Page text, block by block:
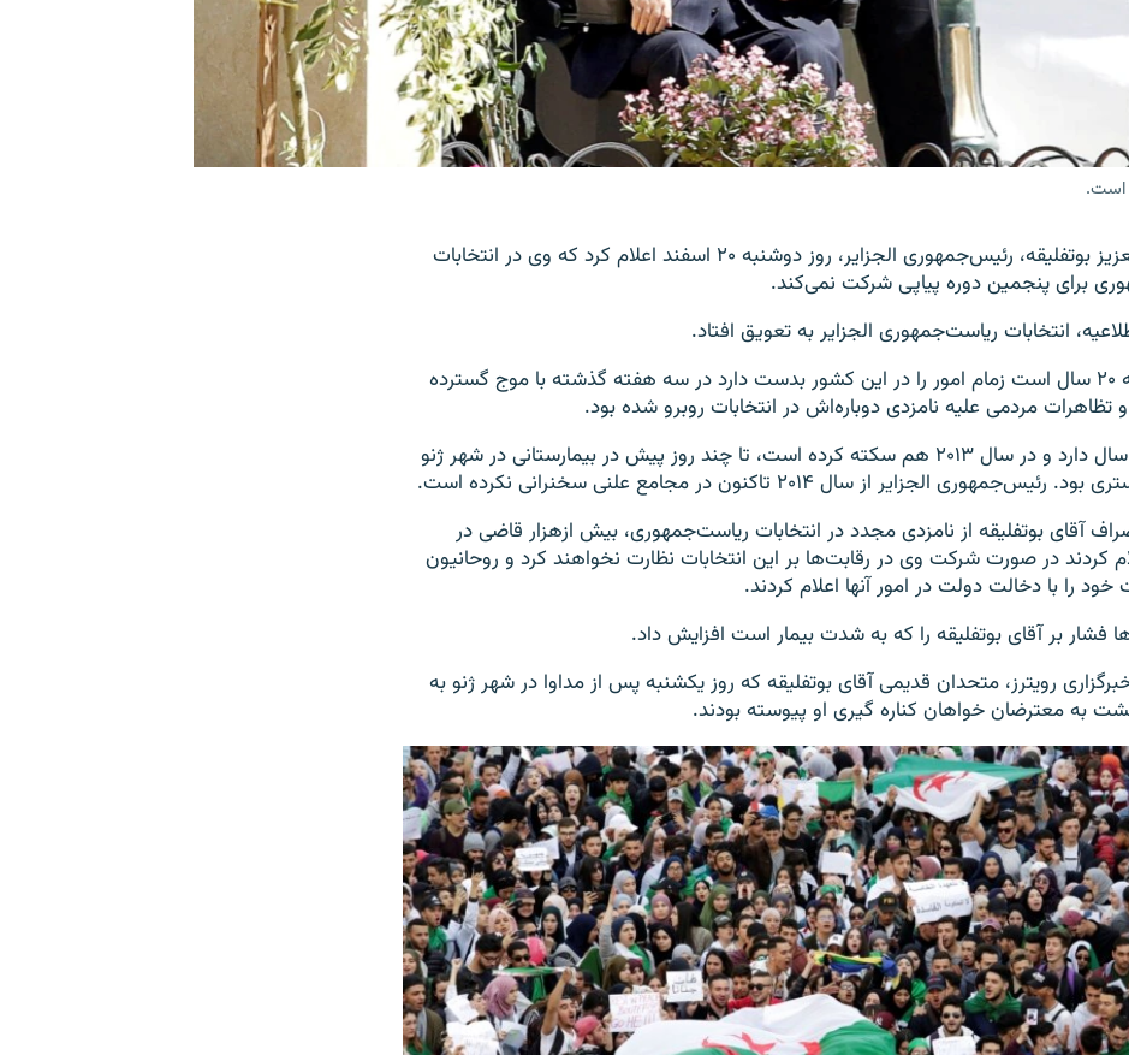
دفتر عبدالعزیز بوتفلیقه، رئیس‌جمهوری الجزایر، روز دوشنبه ۲۰ اسفند اعلام کرد که وی در انتخابات
برای پنجمین دوره پیاپی شرکت نمی‌کند.
انتخابات ریاست‌جمهوری الجزایر به تعویق افتاد.
بوتفلیقه که ۲۰ سال است زمام امور را در این کشور بدست دارد در سه هفته گذشته با موج گسترده
تظاهرات مردمی علیه نامزدی دوباره‌اش در انتخابات روبرو شده بود.
وی که ۸۲ سال دارد و در سال ۲۰۱۳ هم سکته کرده است، تا چند روز پیش در بیمارستانی در شهر ژنو
الجزایر از سال ۲۰۱۴ تاکنون در مجامع علنی سخنرانی نکرده است.
آقای بوتفلیقه از نامزدی مجدد در انتخابات ریاست‌جمهوری، بیش ازهزار قاضی در
کردند در صورت شرکت وی در رقابت‌ها بر این انتخابات نظارت نخواهند کرد و روحانیون
خود را با دخالت دولت در امور آنها اعلام کردند.
فشار بر آقای بوتفلیقه را که به شدت بیمار است افزایش داد.
رویترز، متحدان قدیمی آقای بوتفلیقه که روز یکشنبه پس از مداوا در شهر ژنو به
به معترضان خواهان کناره گیری او پیوسته بودند.